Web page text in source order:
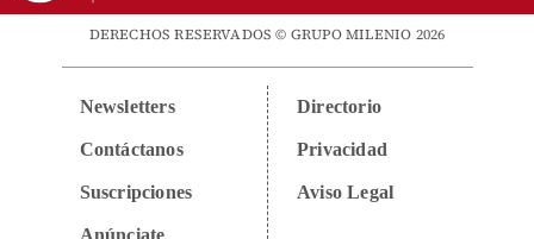
DERECHOS RESERVADOS © GRUPO MILENIO 2026
Newsletters
Contáctanos
Suscripciones
Directorio
Privacidad
Aviso Legal